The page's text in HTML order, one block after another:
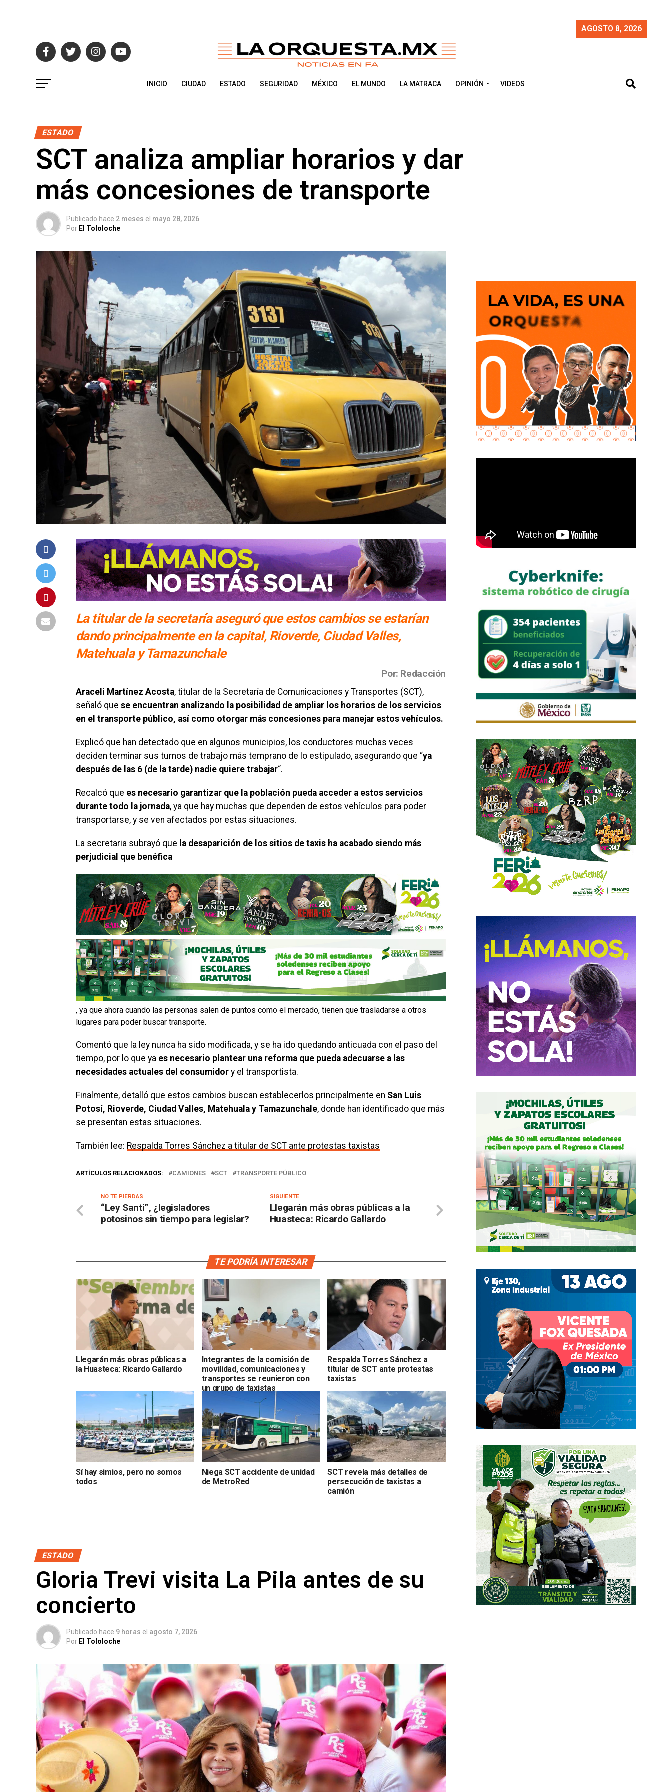
AGOSTO 8, 2026
INICIO CIUDAD ESTADO SEGURIDAD MÉXICO EL MUNDO LA MATRACA OPINIÓN VIDEOS
ESTADO
SCT analiza ampliar horarios y dar
más concesiones de transporte
Publicado hace 2 meses el mayo 28, 2026
Por El Tololoche
La titular de la secretaría aseguró que estos cambios se estarían
dando principalmente en la capital, Rioverde, Ciudad Valles,
Matehuala y Tamazunchale
Por: Redacción
Araceli Martínez Acosta, titular de la Secretaría de Comunicaciones y Transportes (SCT),
señaló que se encuentran analizando la posibilidad de ampliar los horarios de los servicios
en el transporte público, así como otorgar más concesiones para manejar estos vehículos.
Explicó que han detectado que en algunos municipios, los conductores muchas veces
deciden terminar sus turnos de trabajo más temprano de lo estipulado, asegurando que “ya
después de las 6 (de la tarde) nadie quiere trabajar“.
Recalcó que es necesario garantizar que la población pueda acceder a estos servicios
durante todo la jornada, ya que hay muchas que dependen de estos vehículos para poder
transportarse, y se ven afectados por estas situaciones.
La secretaria subrayó que la desaparición de los sitios de taxis ha acabado siendo más
perjudicial que benéfica
, ya que ahora cuando las personas salen de puntos como el mercado, tienen que trasladarse a otros
lugares para poder buscar transporte.
Comentó que la ley nunca ha sido modificada, y se ha ido quedando anticuada con el paso del
tiempo, por lo que ya es necesario plantear una reforma que pueda adecuarse a las
necesidades actuales del consumidor y el transportista.
Finalmente, detalló que estos cambios buscan establecerlos principalmente en San Luis
Potosí, Rioverde, Ciudad Valles, Matehuala y Tamazunchale, donde han identificado que más
se presentan estas situaciones.
También lee: Respalda Torres Sánchez a titular de SCT ante protestas taxistas
ARTÍCULOS RELACIONADOS: CAMIONES SCT TRANSPORTE PÚBLICO
SIGUIENTE
Llegarán más obras públicas a la
Huasteca: Ricardo Gallardo
NO TE PIERDAS
“Ley Santi”, ¿legisladores
potosinos sin tiempo para legislar?
TE PODRÍA INTERESAR
Llegarán más obras públicas a
la Huasteca: Ricardo Gallardo
Integrantes de la comisión de
movilidad, comunicaciones y
transportes se reunieron con
un grupo de taxistas
Respalda Torres Sánchez a
titular de SCT ante protestas
taxistas
Sí hay simios, pero no somos
todos
Niega SCT accidente de unidad
de MetroRed
SCT revela más detalles de
persecución de taxistas a
camión
ESTADO
Gloria Trevi visita La Pila antes de su
concierto
Publicado hace 9 horas el agosto 7, 2026
Por El Tololoche